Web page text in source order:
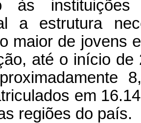
às
a estrutura
maior de jovens
até o início
em
regiões do país.